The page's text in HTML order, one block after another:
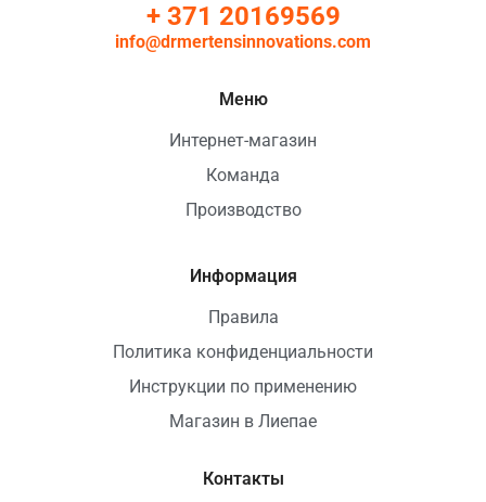
+ 371 20169569
info@drmertensinnovations.com
Меню
Интернет-магазин
Команда
Производство
Информация
Правила
Политика конфиденциальности
Инструкции по применению
Магазин в Лиепае
Контакты